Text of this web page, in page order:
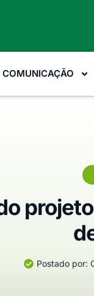
COMUNICAÇÃO
Postado por: